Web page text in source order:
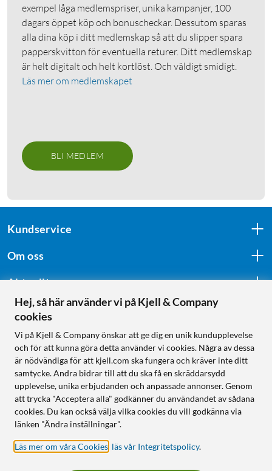
exempel låga medlemspriser, unika kampanjer, 100
dagars öppet köp och bonuscheckar. Dessutom sparas
alla dina köp i ditt medlemskap så att du slipper spara
papperskvitton för eventuella returer. Ditt medlemskap
är helt digitalt och helt kortlöst. Och väldigt smidigt.
Läs mer om medlemskapet
BLI MEDLEM
Kundservice
Om oss
Aktuellt
Följ oss
Handla från:
Sverige
Norge
Hej, så här använder vi på Kjell & Company
cookies
Vi på Kjell & Company önskar att ge dig en unik kundupplevelse
och för att kunna göra detta använder vi cookies. Några av dessa
är nödvändiga för att kjell.com ska fungera och kräver inte ditt
samtycke. Andra bidrar till att du ska få en skräddarsydd
upplevelse, unika erbjudanden och anpassade annonser. Genom
att trycka "Acceptera alla" godkänner du användandet av sådana
cookies. Du kan också välja vilka cookies du vill godkänna via
länken "Ändra inställningar".
Läs mer om våra Cookies läs vår Integritetspolicy.